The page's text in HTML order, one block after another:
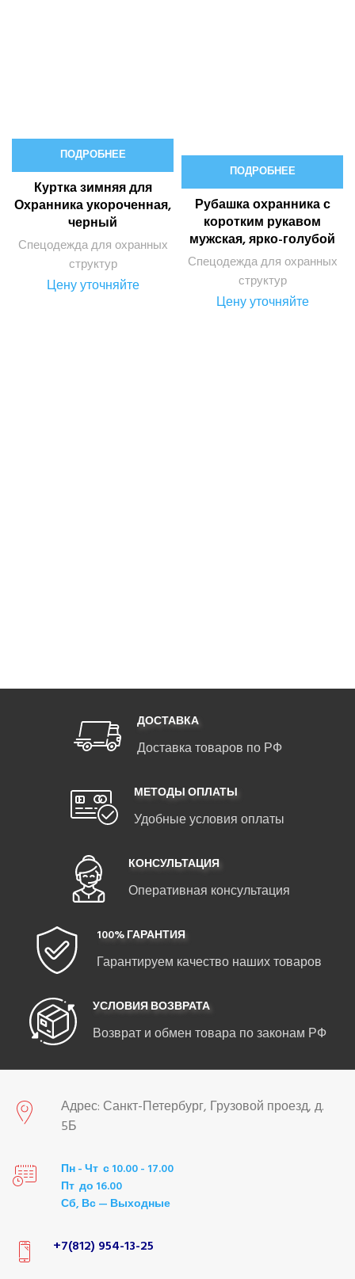
ПОДРОБНЕЕ
Куртка зимняя для
Охранника укороченная,
черный
Спецодежда для охранных
структур
Цену уточняйте
ПОДРОБНЕЕ
Рубашка охранника с
коротким рукавом
мужская, ярко-голубой
Спецодежда для охранных
структур
Цену уточняйте
ДОСТАВКА
Доставка товаров по РФ
МЕТОДЫ ОПЛАТЫ
Удобные условия оплаты
КОНСУЛЬТАЦИЯ
Оперативная консультация
100% ГАРАНТИЯ
Гарантируем качество наших товаров
УСЛОВИЯ ВОЗВРАТА
Возврат и обмен товара по законам РФ
Адрес: Санкт-Петербург, Грузовой проезд, д.
5Б
Пн - Чт с 10.00 - 17.00
Пт до 16.00
Сб, Вс — Выходные
+7(812) 954-13-25